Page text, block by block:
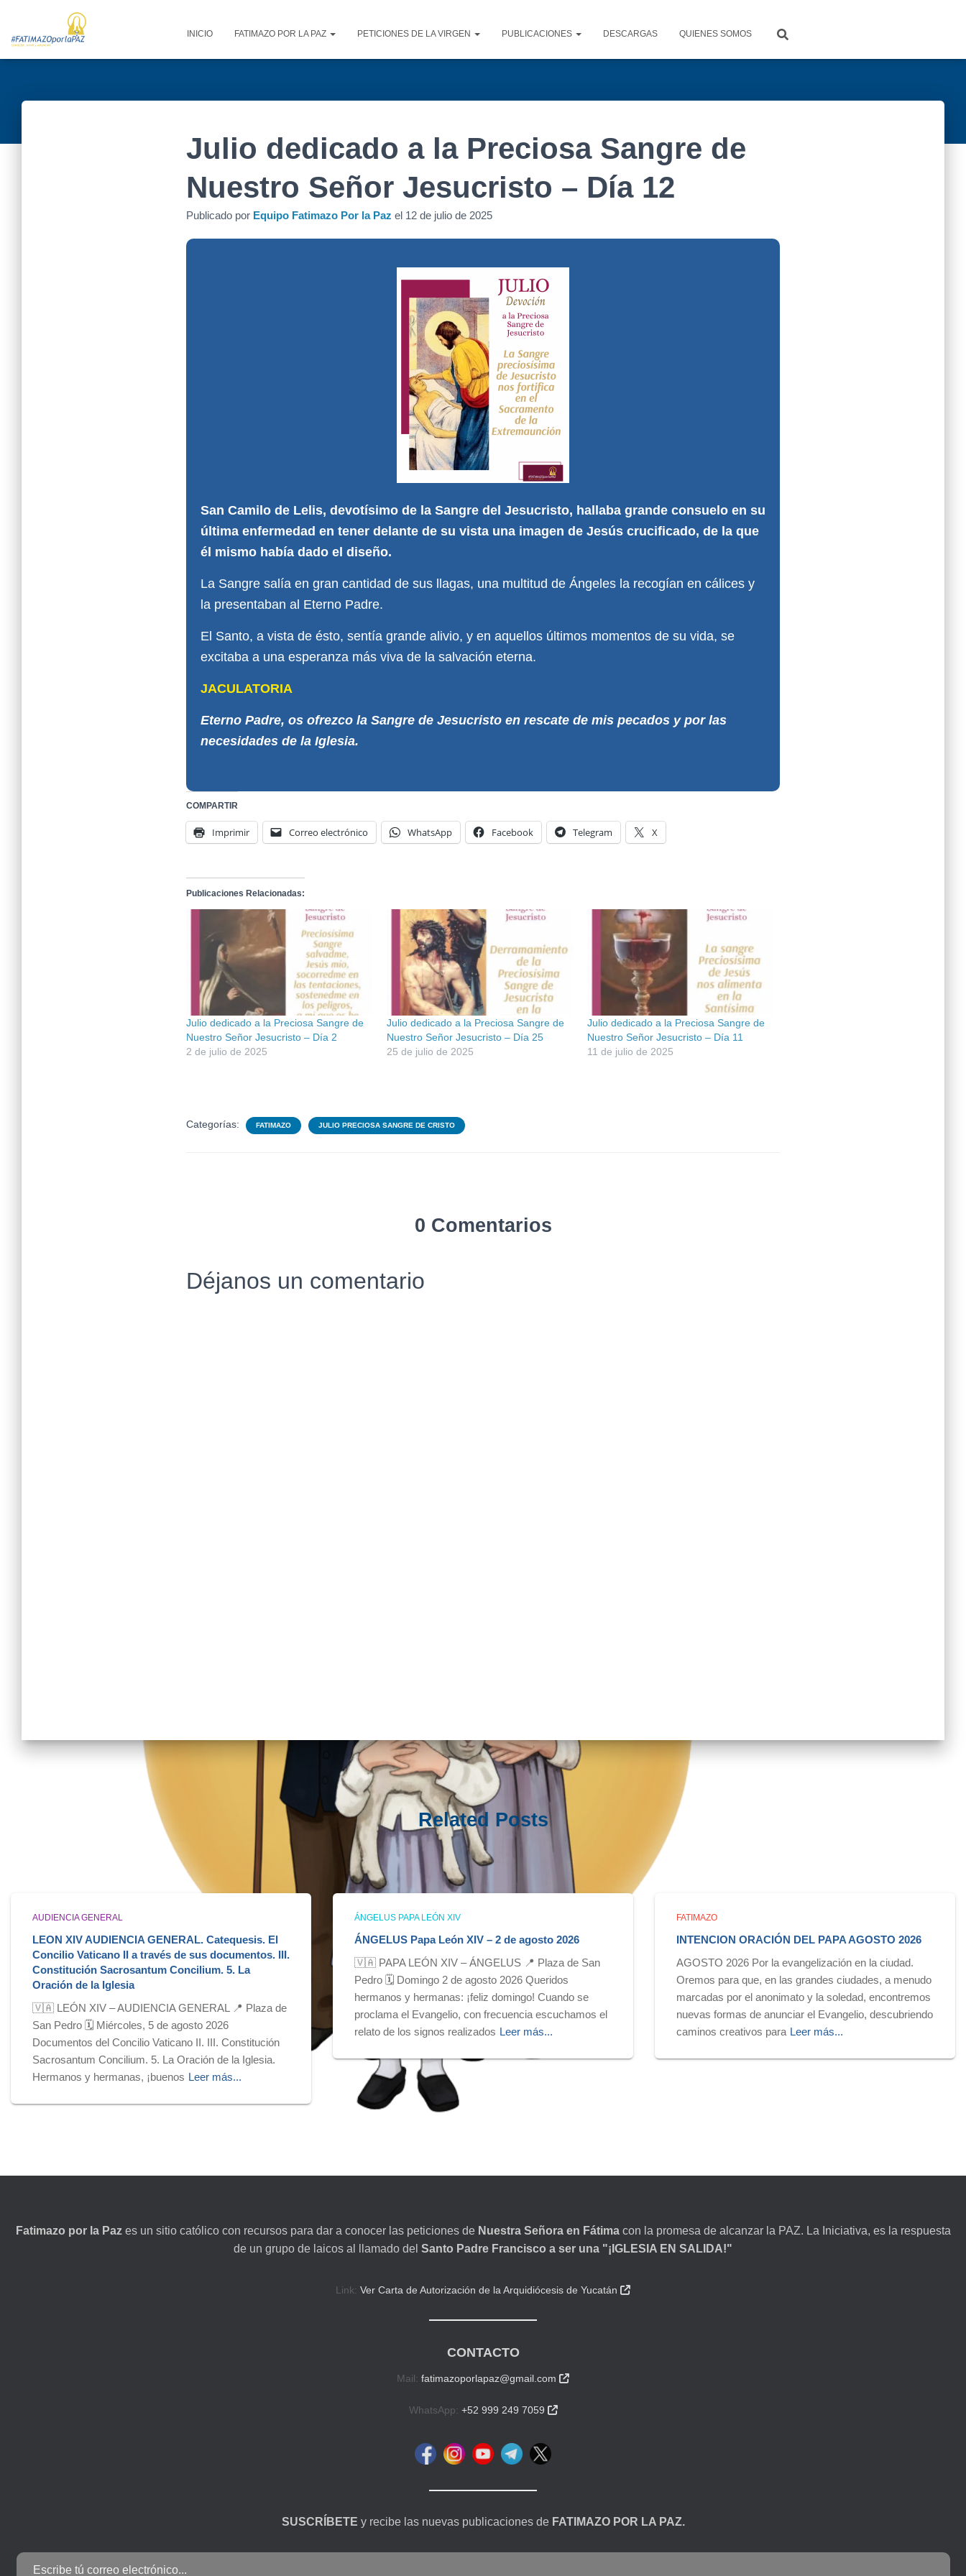
INICIO FATIMAZO POR LA PAZ PETICIONES DE LA VIRGEN PUBLICACIONES DESCARGAS QUIENES SOMOS
Julio dedicado a la Preciosa Sangre de
Nuestro Señor Jesucristo – Día 12
Publicado por Equipo Fatimazo Por la Paz el 12 de julio de 2025
San Camilo de Lelis, devotísimo de la Sangre del Jesucristo, hallaba grande consuelo en su
última enfermedad en tener delante de su vista una imagen de Jesús crucificado, de la que
él mismo había dado el diseño.
La Sangre salía en gran cantidad de sus llagas, una multitud de Ángeles la recogían en cálices y
la presentaban al Eterno Padre.
El Santo, a vista de ésto, sentía grande alivio, y en aquellos últimos momentos de su vida, se
excitaba a una esperanza más viva de la salvación eterna.
JACULATORIA
Eterno Padre, os ofrezco la Sangre de Jesucristo en rescate de mis pecados y por las
necesidades de la Iglesia.
COMPARTIR
Imprimir Correo electrónico WhatsApp Facebook Telegram X
Publicaciones Relacionadas:
Julio dedicado a la Preciosa Sangre de
Nuestro Señor Jesucristo – Día 2
2 de julio de 2025
Julio dedicado a la Preciosa Sangre de
Nuestro Señor Jesucristo – Día 25
25 de julio de 2025
Julio dedicado a la Preciosa Sangre de
Nuestro Señor Jesucristo – Día 11
11 de julio de 2025
Categorías: FATIMAZO JULIO PRECIOSA SANGRE DE CRISTO
0 Comentarios
Déjanos un comentario
Related Posts
AUDIENCIA GENERAL
LEON XIV AUDIENCIA GENERAL. Catequesis. El
Concilio Vaticano II a través de sus documentos. III.
Constitución Sacrosantum Concilium. 5. La
Oración de la Iglesia
🇻🇦 LEÓN XIV – AUDIENCIA GENERAL 📍 Plaza de
San Pedro 🗓️ Miércoles, 5 de agosto 2026
Documentos del Concilio Vaticano II. III. Constitución
Sacrosantum Concilium. 5. La Oración de la Iglesia.
Hermanos y hermanas, ¡buenos Leer más...
ÁNGELUS PAPA LEÓN XIV
ÁNGELUS Papa León XIV – 2 de agosto 2026
🇻🇦 PAPA LEÓN XIV – ÁNGELUS 📍 Plaza de San
Pedro 🗓️ Domingo 2 de agosto 2026 Queridos
hermanos y hermanas: ¡feliz domingo! Cuando se
proclama el Evangelio, con frecuencia escuchamos el
relato de los signos realizados Leer más...
FATIMAZO
INTENCION ORACIÓN DEL PAPA AGOSTO 2026
AGOSTO 2026 Por la evangelización en la ciudad.
Oremos para que, en las grandes ciudades, a menudo
marcadas por el anonimato y la soledad, encontremos
nuevas formas de anunciar el Evangelio, descubriendo
caminos creativos para Leer más...
Fatimazo por la Pazes un sitio católico con recursos para dar a conocer las peticiones de Nuestra Señora en Fátimacon la promesa de alcanzar la PAZ. La Iniciativa, es la respuesta
de un grupo de laicos al llamado del Santo Padre Francisco a ser una "¡IGLESIA EN SALIDA!"
Link: Ver Carta de Autorización de la Arquidiócesis de Yucatán 
CONTACTO
Mail: fatimazoporlapaz@gmail.com 
WhatsApp: +52 999 249 7059 
SUSCRÍBETE y recibe las nuevas publicaciones de FATIMAZO POR LA PAZ.